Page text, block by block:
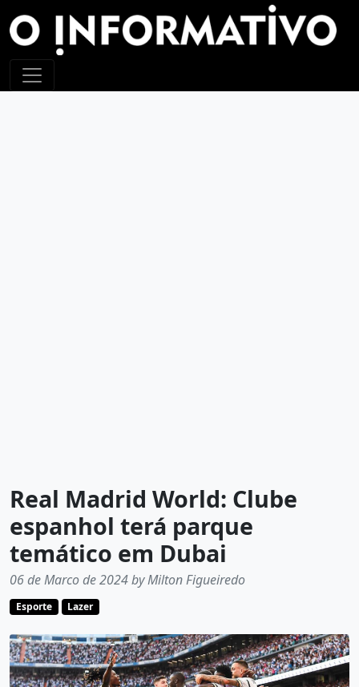
Real Madrid World: Clube
espanhol terá parque
temático em Dubai
06 de Marco de 2024 by Milton Figueiredo
Esporte Lazer